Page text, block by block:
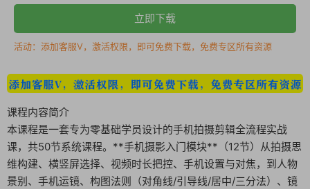
立即下载
活动：添加客服V，激活权限，即可免费下载，免费专区所有资源
课程内容简介
本课程是一套专为零基础学员设计的手机拍摄剪辑全流程实战
课，共50节系统课程。**手机摄影入门模块**（12节）从拍摄思
维构建、横竖屏选择、视频时长把控、手机设置与对焦，到人物
景别、手机运镜、构图法则（对角线/引导线/居中/三分法）、镜